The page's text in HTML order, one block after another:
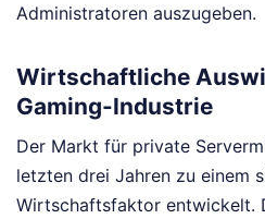
Administratoren auszugeben.
Wirtschaftliche
Gaming-Industrie
Der Markt für private
letzten drei Jahren zu einem
Wirtschaftsfaktor entwickelt.